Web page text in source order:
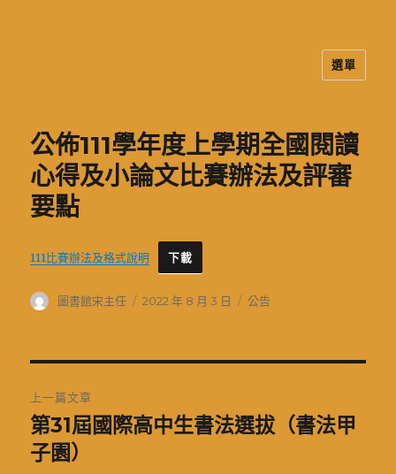
選單
公佈111學年度上學期全國閱讀
心得及小論文比賽辦法及評審
要點
111比賽辦法及格式說明 下載
作
圖書館宋主任
發
2022 年 8 月 3 日
分
公告
章
導
上一篇文章
上
一
第31屆國際高中生書法選拔（書法甲
子園）